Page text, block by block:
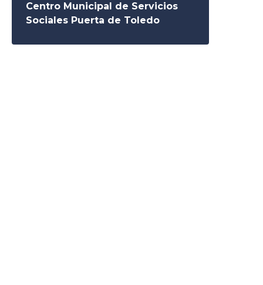
Centro Municipal de Servicios
Sociales Puerta de Toledo